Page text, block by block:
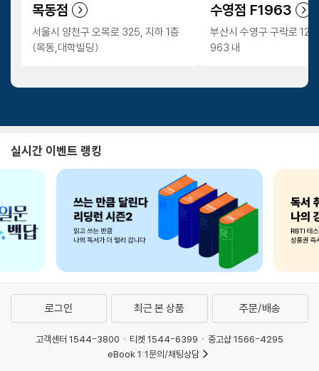
목동점
서울시 양천구 오목로 325, 지하 1층
(목동,대학빌딩)
수영점 F1963
부산시 수영구 구락로
963 내
실시간 이벤트 랭킹
로그인 최근 본 상품 주문/배송
고객센터 1544-3800 티켓 1544-6399
중고샵 1566-4295
eBook 1:1문의/채팅상담